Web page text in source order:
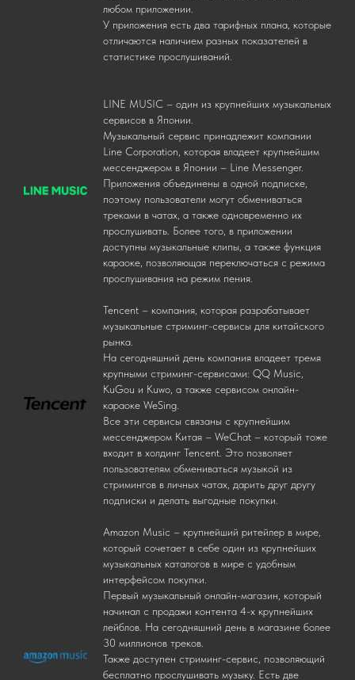
любом приложении.
У приложения есть два тарифных плана, которые
отличаются наличием разных показателей в
статистике прослушиваний.
LINE MUSIC – один из крупнейших музыкальных
сервисов в Японии.
Музыкальный сервис принадлежит компании
Line Corporation, которая владеет крупнейшим
мессенджером в Японии – Line Messenger.
Приложения объединены в одной подписке,
поэтому пользователи могут обмениваться
треками в чатах, а также одновременно их
прослушивать. Более того, в приложении
доступны музыкальные клипы, а также функция
караоке, позволяющая переключаться с режима
прослушивания на режим пения.
Tencent – компания, которая разрабатывает
музыкальные стриминг-сервисы для китайского
рынка.
На сегодняшний день компания владеет тремя
крупными стриминг-сервисами: QQ Music,
KuGou и Kuwo, а также сервисом онлайн-
караоке WeSing.
Все эти сервисы связаны с крупнейшим
мессенджером Китая – WeChat – который тоже
входит в холдинг Tencent. Это позволяет
пользователям обмениваться музыкой из
стримингов в личных чатах, дарить друг другу
подписки и делать выгодные покупки.
Amazon Music – крупнейший ритейлер в мире,
который сочетает в себе один из крупнейших
музыкальных каталогов в мире с удобным
интерфейсом покупки.
Первый музыкальный онлайн-магазин, который
начинал с продажи контента 4-х крупнейших
лейблов. На сегодняшний день в магазине более
30 миллионов треков.
Также доступен стриминг-сервис, позволяющий
бесплатно прослушивать музыку. Есть две